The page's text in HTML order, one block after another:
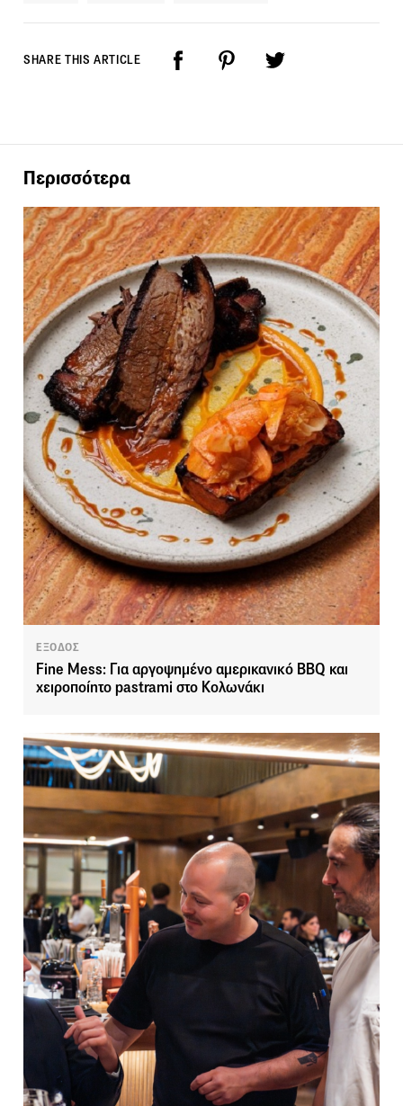
SHARE THIS ARTICLE
Περισσότερα
ΕΞΟΔΟΣ
Fine Mess: Για αργοψημένο αμερικανικό BBQ και
χειροποίητο pastrami στο Κολωνάκι